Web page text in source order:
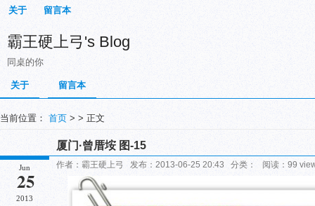
关于 留言本
霸王硬上弓's Blog
同桌的你
关于 留言本
当前位置： 首页 > > 正文
厦门·曾厝垵 图-15
Jun
25
2013
作者：霸王硬上弓 发布：2013-06-25 20:43 分类： 阅读：99